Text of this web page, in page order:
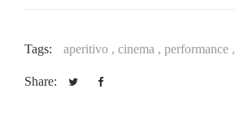
Tags: aperitivo , cinema , performance ,
Share: